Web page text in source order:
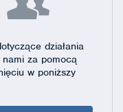
działania
nami za pomocą
w poniższy